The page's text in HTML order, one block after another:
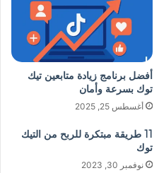
أفضل برنامج زيادة متابعين تيك
توك بسرعة وأمان
أغسطس 25, 2025
11 طريقة مبتكرة للربح من التيك
توك
نوفمبر 30, 2023